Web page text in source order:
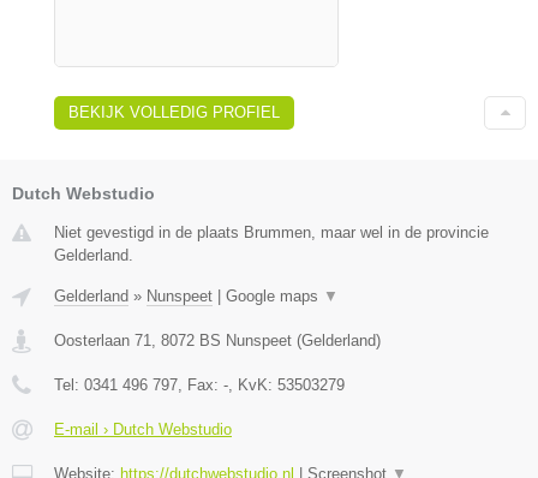
BEKIJK VOLLEDIG PROFIEL
Dutch Webstudio
Niet gevestigd in de plaats Brummen, maar wel in de provincie
Gelderland.
Gelderland » Nunspeet Google maps ▼
Oosterlaan 71 8072 BS Nunspeet (Gelderland)
Tel: 0341 496 797 , Fax: - , KvK: 53503279
E-mail › Dutch Webstudio
Website: https://dutchwebstudio.nl Screenshot ▼